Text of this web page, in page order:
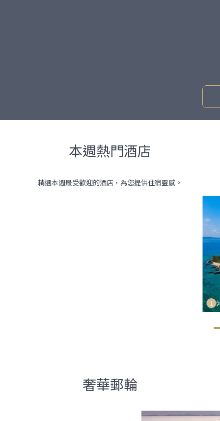
本週熱門酒店
精選本週最受歡迎的酒店，為您提供住宿靈感。
1
奢華郵輪